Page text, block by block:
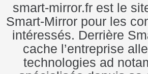
smart-mirror.fr est le
Smart-Mirror pour les
intéressés. Derrière
cache l’entreprise
technologies ad